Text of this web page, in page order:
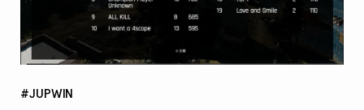
#JUPWIN